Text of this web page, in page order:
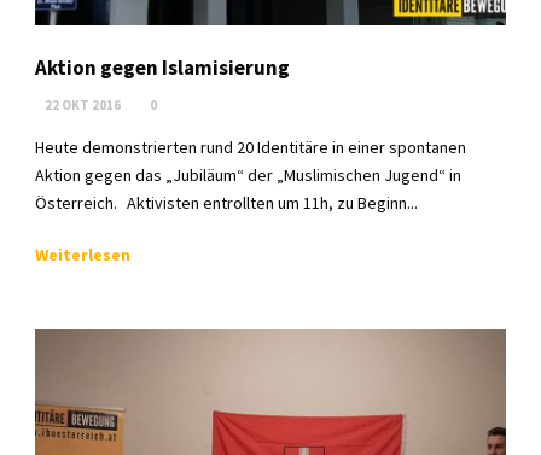
Aktion gegen Islamisierung
22 OKT 2016 0
Heute demonstrierten rund 20 Identitäre in einer spontanen
Aktion gegen das „Jubiläum“ der „Muslimischen Jugend“ in
Österreich. Aktivisten entrollten um 11h, zu Beginn...
Weiterlesen